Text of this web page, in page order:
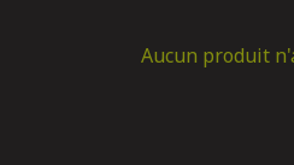
Aucun produit